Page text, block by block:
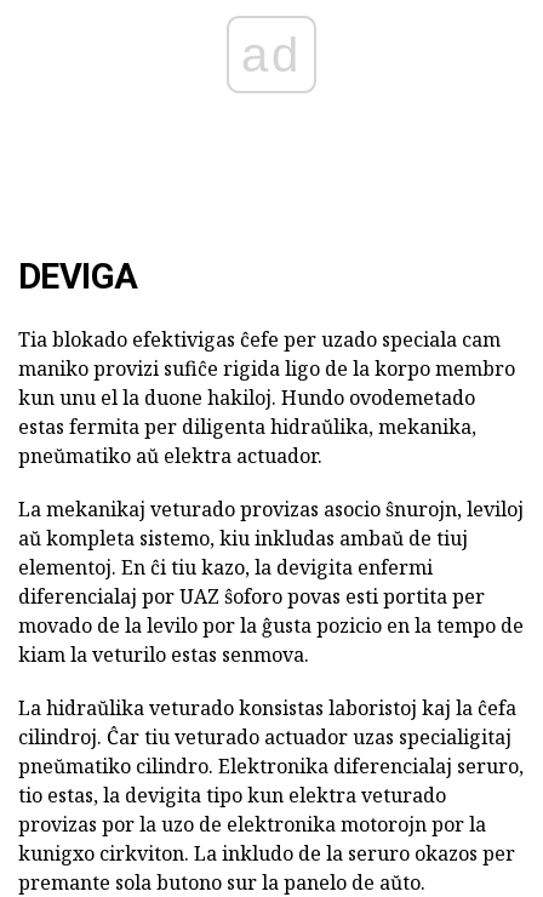
ad
DEVIGA
Tia blokado efektivigas ĉefe per uzado speciala cam
maniko provizi sufiĉe rigida ligo de la korpo membro
kun unu el la duone hakiloj. Hundo ovodemetado
estas fermita per diligenta hidraŭlika, mekanika,
pneŭmatiko aŭ elektra actuador.
La mekanikaj veturado provizas asocio ŝnurojn, leviloj
aŭ kompleta sistemo, kiu inkludas ambaŭ de tiuj
elementoj. En ĉi tiu kazo, la devigita enfermi
diferencialaj por UAZ ŝoforo povas esti portita per
movado de la levilo por la ĝusta pozicio en la tempo de
kiam la veturilo estas senmova.
La hidraŭlika veturado konsistas laboristoj kaj la ĉefa
cilindroj. Ĉar tiu veturado actuador uzas specialigitaj
pneŭmatiko cilindro. Elektronika diferencialaj seruro,
tio estas, la devigita tipo kun elektra veturado
provizas por la uzo de elektronika motorojn por la
kunigxo cirkviton. La inkludo de la seruro okazos per
premante sola butono sur la panelo de aŭto.